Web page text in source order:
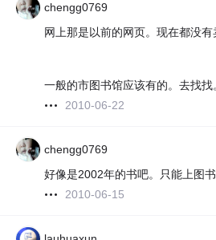
chengg0769
网上那是以前的网页。现在都没有
一般的市图书馆应该有的。去找找
2010-06-22
chengg0769
好像是2002年的书吧。只能上图书
2010-06-15